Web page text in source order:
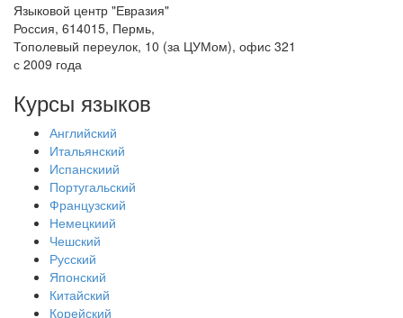
Языковой центр "Евразия"
Россия, 614015, Пермь,
Тополевый переулок, 10 (за ЦУМом), офис 321
с 2009 года
Курсы языков
Английский
Итальянский
Испанскиий
Португальский
Французский
Немецкиий
Чешский
Русский
Японский
Китайский
Корейский